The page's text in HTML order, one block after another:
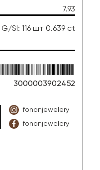
7.93
SI: 116 шт 0.639 ct
3000003902452
fononjewelery
fononjewelery